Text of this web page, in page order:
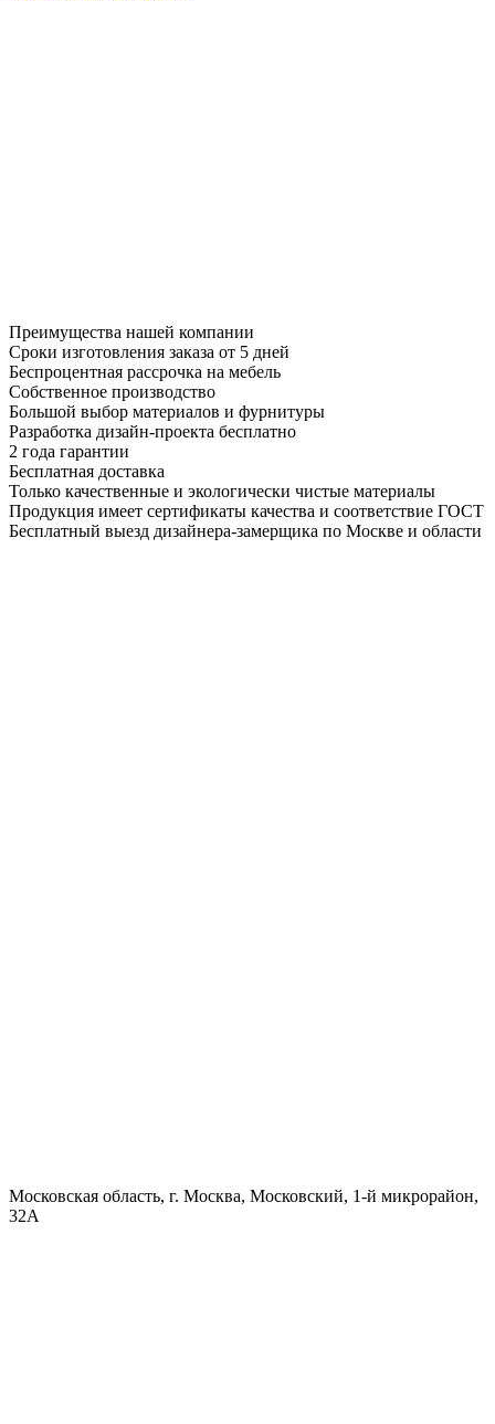
Преимущества нашей компании
Сроки изготовления заказа от 5 дней
Беспроцентная рассрочка на мебель
Собственное производство
Большой выбор материалов и фурнитуры
Разработка дизайн-проекта бесплатно
2 года гарантии
Бесплатная доставка
Только качественные и экологически чистые материалы
Продукция имеет сертификаты качества и соответствие ГОСТ
Бесплатный выезд дизайнера-замерщика по Москве и области
Московская область, г. Москва, Московский, 1-й микрорайон,
32А